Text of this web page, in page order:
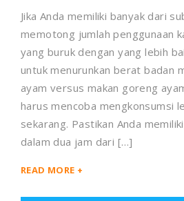
Jika Anda memiliki banyak dari
memotong jumlah penggunaan
yang buruk dengan yang lebih
untuk menurunkan berat badan
ayam versus makan goreng
harus mencoba mengkonsumsi
sekarang. Pastikan Anda
dalam dua jam dari […]
READ MORE +